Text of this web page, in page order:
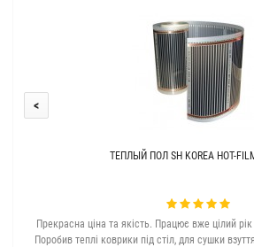
ТЕПЛЫЙ ПОЛ SH KOREA HOT-
Прекрасна ціна та якість. Працює вже цілий
Поробив теплі коврики під стіл, для сушки
<